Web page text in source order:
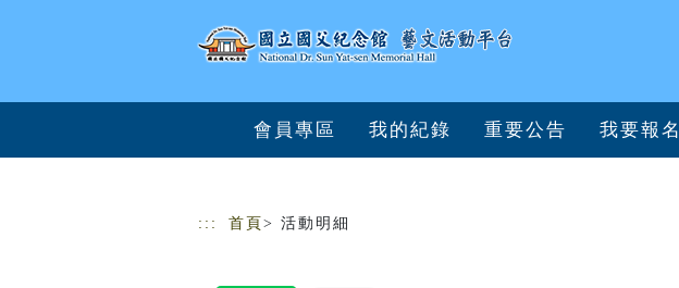
會員專區 我的紀錄 重要公告 我要報名
::: 首頁 > 活動明細